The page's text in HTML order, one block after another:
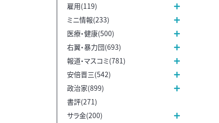
雇用(119)
ミニ情報(233)
医療・健康(500)
右翼・暴力団(693)
報道・マスコミ(781)
安倍晋三(542)
政治家(899)
書評(271)
サラ金(200)